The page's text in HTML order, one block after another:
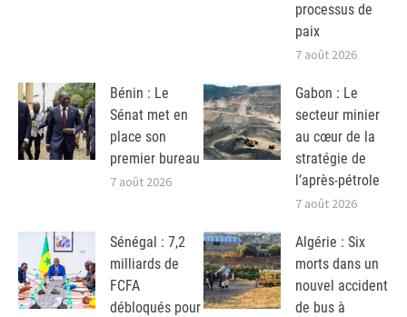
processus de
paix
7 août 2026
Bénin : Le
Sénat met en
place son
premier bureau
7 août 2026
Gabon : Le
secteur minier
au cœur de la
stratégie de
l’après-pétrole
7 août 2026
Sénégal : 7,2
milliards de
FCFA
débloqués pour
Algérie : Six
morts dans un
nouvel accident
de bus à